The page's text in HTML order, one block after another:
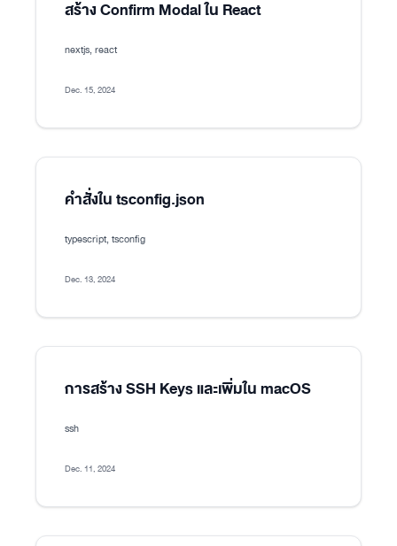
สร้าง Confirm Modal ใน React
nextjs, react
Dec. 15, 2024
คำสั่งใน tsconfig.json
typescript, tsconfig
Dec. 13, 2024
การสร้าง SSH Keys และเพิ่มใน macOS
ssh
Dec. 11, 2024